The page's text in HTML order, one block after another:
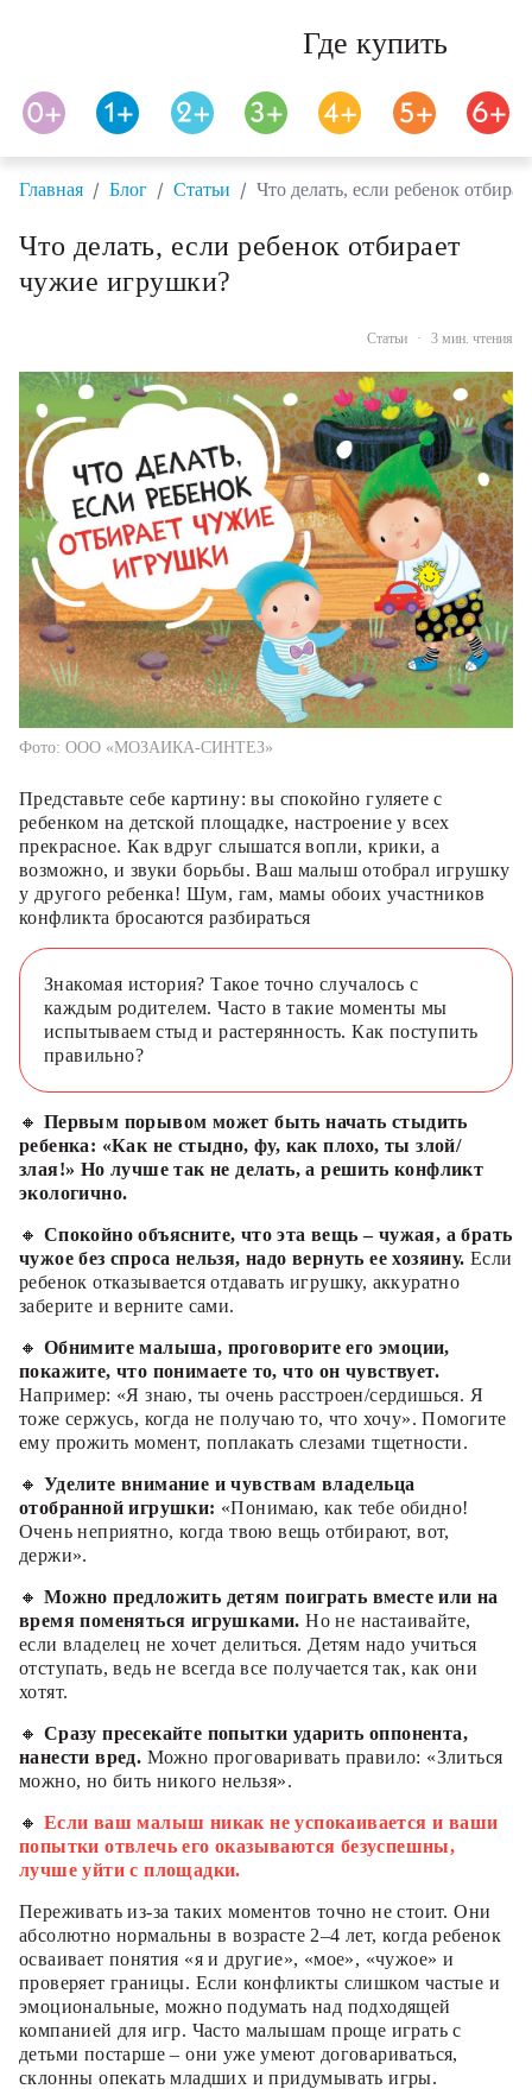
Где купить
Главная / Блог / Статьи / Что делать, если ребенок
Что делать, если ребенок отбирает
чужие игрушки?
Статьи · 3 мин. чтения
Фото: ООО «МОЗАИКА-СИНТЕЗ»
Представьте себе картину: вы спокойно гуляете с
ребенком на детской площадке, настроение у всех
прекрасное. Как вдруг слышатся вопли, крики, а
возможно, и звуки борьбы. Ваш малыш отобрал игрушку
у другого ребенка! Шум, гам, мамы обоих участников
конфликта бросаются разбираться
Знакомая история? Такое точно случалось с
каждым родителем. Часто в такие моменты мы
испытываем стыд и растерянность. Как поступить
правильно?
🔸 Первым порывом может быть начать стыдить
ребенка: «Как не стыдно, фу, как плохо, ты злой/
злая!» Но лучше так не делать, а решить конфликт
экологично.
🔸 Спокойно объясните, что эта вещь – чужая, а брать
чужое без спроса нельзя, надо вернуть ее хозяину. Если
ребенок отказывается отдавать игрушку, аккуратно
заберите и верните сами.
🔸 Обнимите малыша, проговорите его эмоции,
покажите, что понимаете то, что он чувствует.
Например: «Я знаю, ты очень расстроен/сердишься. Я
тоже сержусь, когда не получаю то, что хочу». Помогите
ему прожить момент, поплакать слезами тщетности.
🔸 Уделите внимание и чувствам владельца
отобранной игрушки: «Понимаю, как тебе обидно!
Очень неприятно, когда твою вещь отбирают, вот,
держи».
🔸 Можно предложить детям поиграть вместе или на
время поменяться игрушками. Но не настаивайте,
если владелец не хочет делиться. Детям надо учиться
отступать, ведь не всегда все получается так, как они
хотят.
🔸 Сразу пресекайте попытки ударить оппонента,
нанести вред. Можно проговаривать правило: «Злиться
можно, но бить никого нельзя».
🔸 Если ваш малыш никак не успокаивается и ваши
попытки отвлечь его оказываются безуспешны,
лучше уйти с площадки.
Переживать из-за таких моментов точно не стоит. Они
абсолютно нормальны в возрасте 2–4 лет, когда ребенок
осваивает понятия «я и другие», «мое», «чужое» и
проверяет границы. Если конфликты слишком частые и
эмоциональные, можно подумать над подходящей
компанией для игр. Часто малышам проще играть с
детьми постарше – они уже умеют договариваться,
склонны опекать младших и придумывать игры.